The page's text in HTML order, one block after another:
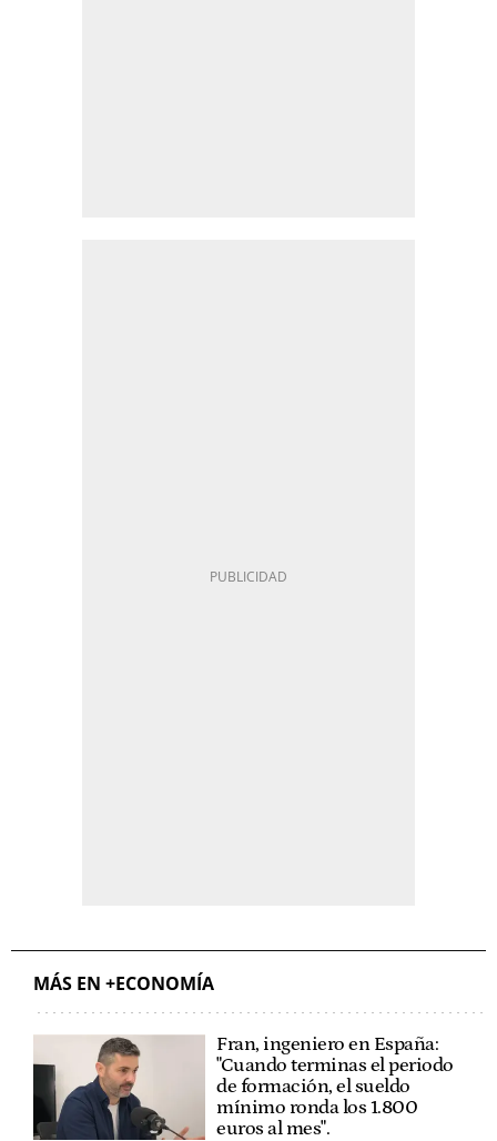
MÁS EN +ECONOMÍA
Fran, ingeniero en España:
"Cuando terminas el periodo
de formación, el sueldo
mínimo ronda los 1.800
euros al mes".